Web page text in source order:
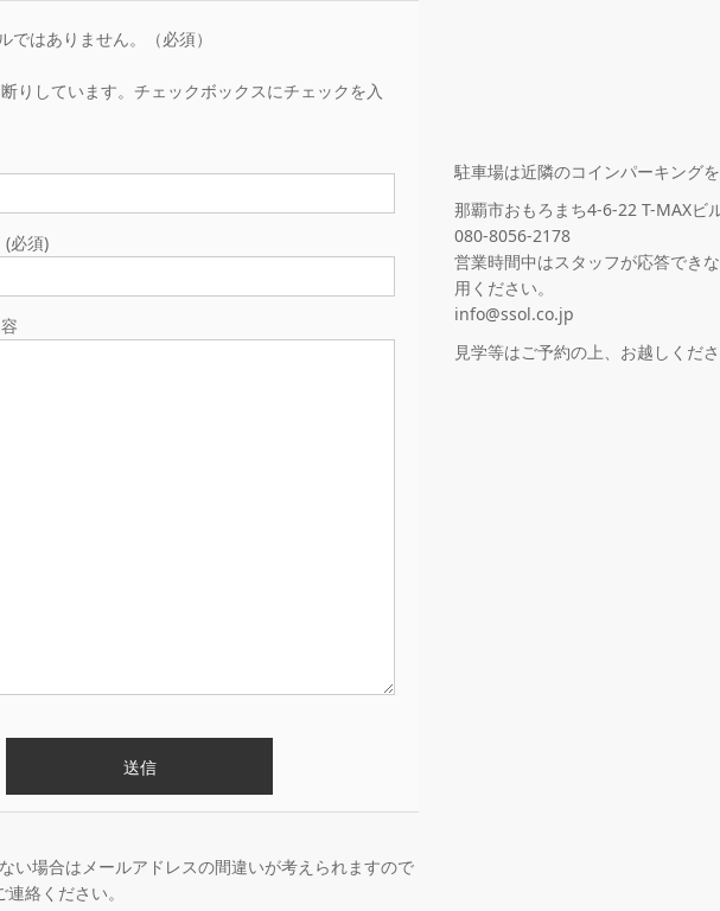
ではありません。（必須）
りしています。チェックボックスにチェックを入
(必須)
い場合はメールアドレスの間違いが考えられますので
絡ください。
駐車場は近隣のコインパーキングを
那覇市おもろまち4-6-22 T-MAXビ
080-8056-2178
営業時間中はスタッフが応答でき
用ください。
info@ssol.co.jp
見学等はご予約の上、お越しくださ